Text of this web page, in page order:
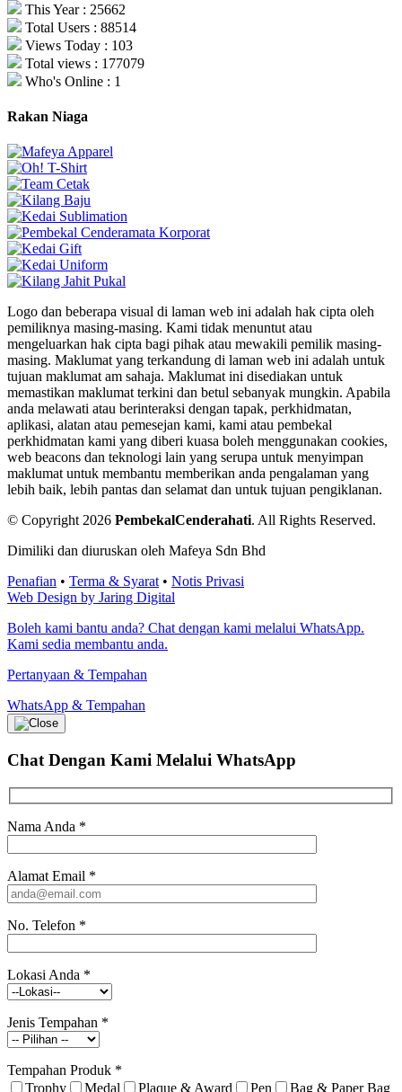
This Year : 25662
Total Users : 88514
Views Today : 103
Total views : 177079
Who's Online : 1
Rakan Niaga
Logo dan beberapa visual di laman web ini adalah hak cipta oleh
pemiliknya masing-masing. Kami tidak menuntut atau
mengeluarkan hak cipta bagi pihak atau mewakili pemilik masing-
masing. Maklumat yang terkandung di laman web ini adalah untuk
tujuan maklumat am sahaja. Maklumat ini disediakan untuk
memastikan maklumat terkini dan betul sebanyak mungkin. Apabila
anda melawati atau berinteraksi dengan tapak, perkhidmatan,
aplikasi, alatan atau pemesejan kami, kami atau pembekal
perkhidmatan kami yang diberi kuasa boleh menggunakan cookies,
web beacons dan teknologi lain yang serupa untuk menyimpan
maklumat untuk membantu memberikan anda pengalaman yang
lebih baik, lebih pantas dan selamat dan untuk tujuan pengiklanan.
© Copyright 2026 PembekalCenderahati. All Rights Reserved.
Dimiliki dan diuruskan oleh Mafeya Sdn Bhd
Penafian • Terma & Syarat • Notis Privasi
Web Design by Jaring Digital
Boleh kami bantu anda? Chat dengan kami melalui WhatsApp.
Kami sedia membantu anda.
Pertanyaan & Tempahan
WhatsApp & Tempahan
Chat Dengan Kami Melalui WhatsApp
Nama Anda *
Alamat Email *
No. Telefon *
Lokasi Anda *
Jenis Tempahan *
Tempahan Produk *
Trophy
Medal Plaque & Award Pen Bag & Paper Bag